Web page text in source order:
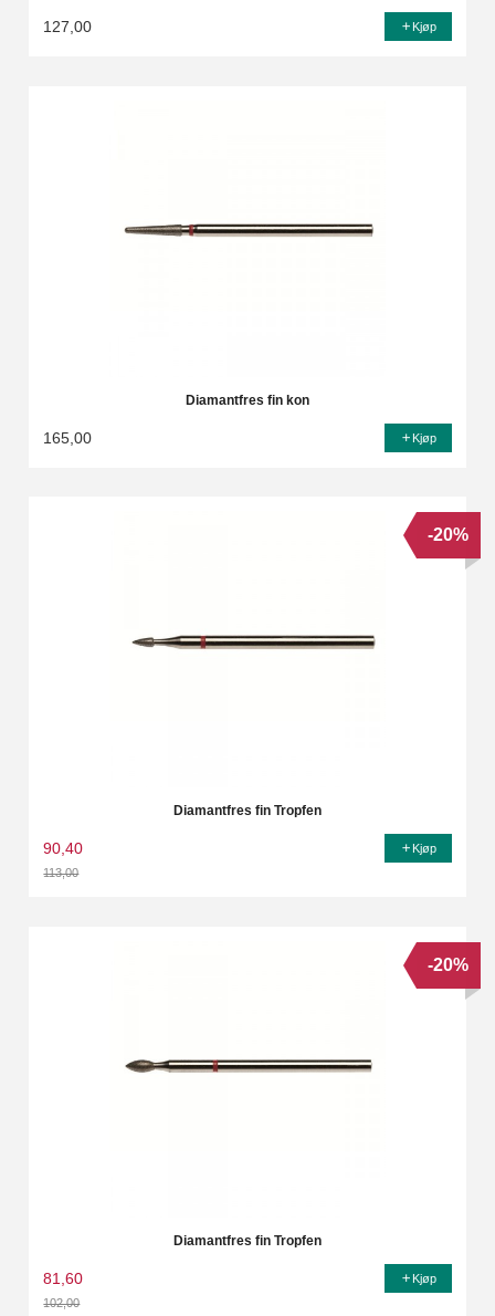
127,00 Kjøp
Diamantfres fin kon
165,00 Kjøp
Diamantfres fin Tropfen
90,40
113,00
-20%
Kjøp
Diamantfres fin Tropfen
81,60
102,00
-20%
Kjøp